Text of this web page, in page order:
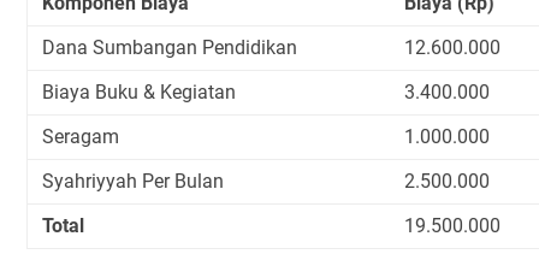
Dana Sumbangan Pendidikan
12.600.000
Biaya Buku & Kegiatan
3.400.000
Seragam
1.000.000
Syahriyyah Per Bulan
2.500.000
Total
19.500.000